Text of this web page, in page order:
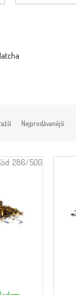
Nejprodávanější
286/50G